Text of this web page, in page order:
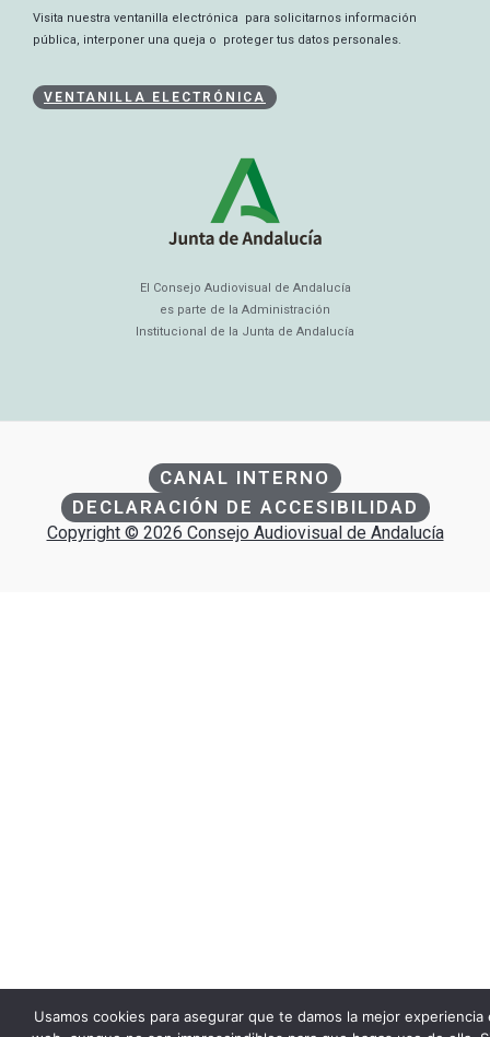
Visita nuestra ventanilla electrónica para solicitarnos información
pública, interponer una queja o proteger tus datos personales.
VENTANILLA ELECTRÓNICA
El Consejo Audiovisual de Andalucía
es parte de la Administración
Institucional de la Junta de Andalucía
CANAL INTERNO
DECLARACIÓN DE ACCESIBILIDAD
Copyright © 2026 Consejo Audiovisual de Andalucía
Usamos cookies para asegurar que te damos la mejor experiencia